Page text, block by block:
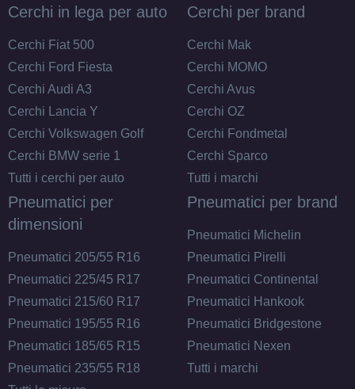
Cerchi in lega per auto
Cerchi Fiat 500
Cerchi Ford Fiesta
Cerchi Audi A3
Cerchi Lancia Y
Cerchi Volkswagen Golf
Cerchi BMW serie 1
Tutti i cerchi per auto
Cerchi per brand
Cerchi Mak
Cerchi MOMO
Cerchi Avus
Cerchi OZ
Cerchi Fondmetal
Cerchi Sparco
Tutti i marchi
Pneumatici per
dimensioni
Pneumatici 205/55 R16
Pneumatici 225/45 R17
Pneumatici 215/60 R17
Pneumatici 195/55 R16
Pneumatici 185/65 R15
Pneumatici 235/55 R18
Pneumatici per brand
Pneumatici Michelin
Pneumatici Pirelli
Pneumatici Continental
Pneumatici Hankook
Pneumatici Bridgestone
Pneumatici Nexen
Tutti i marchi